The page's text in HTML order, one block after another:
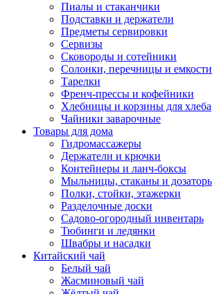
Пиалы и стаканчики
Подставки и держатели
Предметы сервировки
Сервизы
Сковороды и сотейники
Солонки, перечницы и
Тарелки
Френч-прессы и кофейники
Хлебницы и корзины для хлеба
Чайники заварочные
Товары для дома
Гидромассажеры
Держатели и крючки
Контейнеры и ланч-боксы
Мыльницы, стаканы и
Полки, стойки, этажерки
Разделочные доски
Садово-огородный инвентарь
Тюбинги и ледянки
Швабры и насадки
Китайский чай
Белый чай
Жасминовый чай